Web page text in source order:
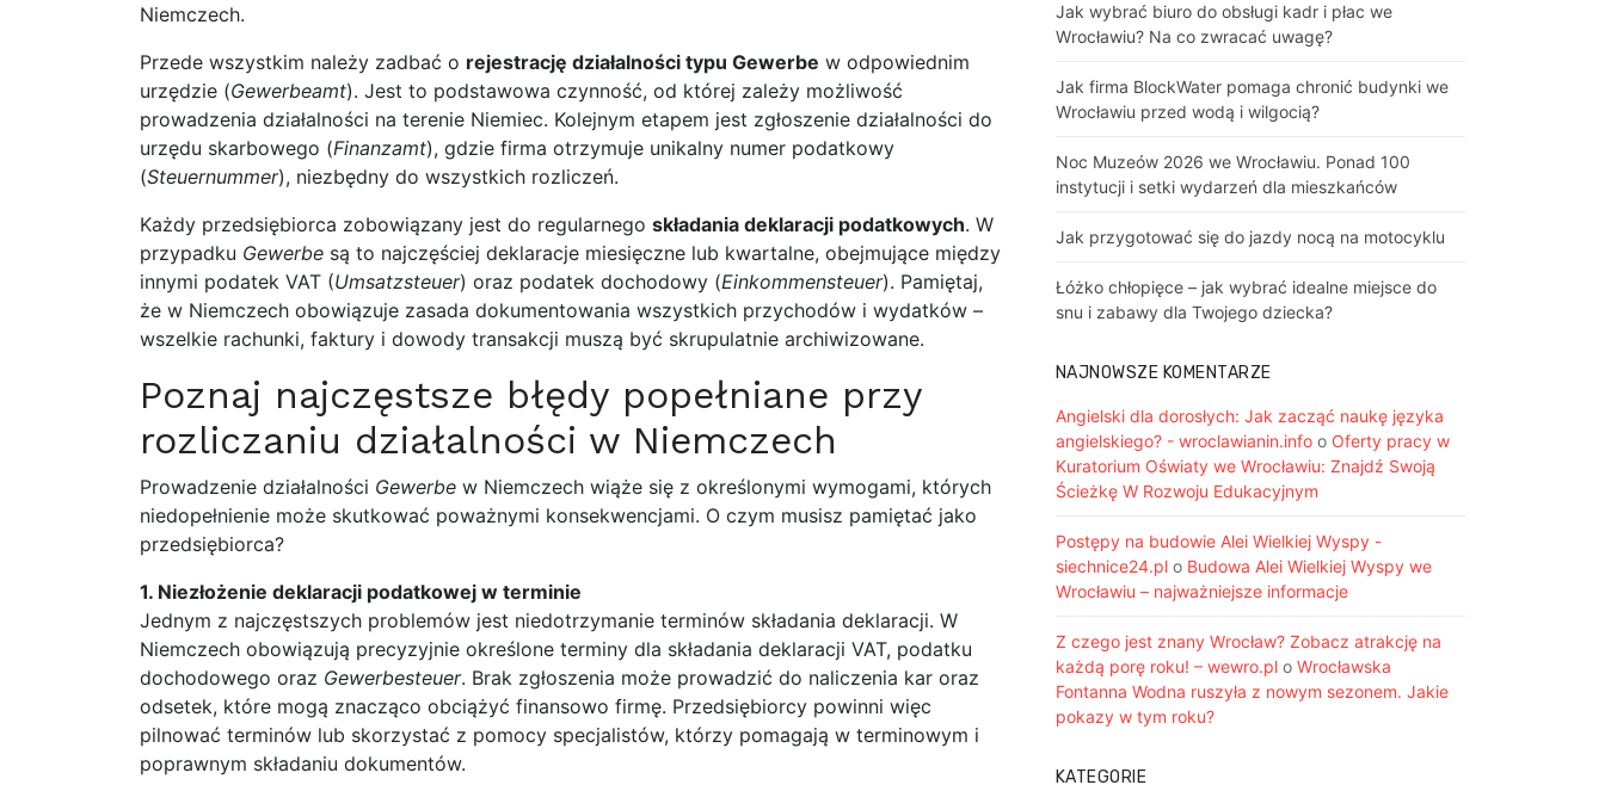
Niemczech.
Przede wszystkim należy zadbać o rejestrację działalności typu Gewerbe w odpowiednim
urzędzie (Gewerbeamt). Jest to podstawowa czynność, od której zależy możliwość
prowadzenia działalności na terenie Niemiec. Kolejnym etapem jest zgłoszenie działalności do
urzędu skarbowego (Finanzamt), gdzie firma otrzymuje unikalny numer podatkowy
(Steuernummer), niezbędny do wszystkich rozliczeń.
Każdy przedsiębiorca zobowiązany jest do regularnego składania deklaracji podatkowych. W
przypadku Gewerbe są to najczęściej deklaracje miesięczne lub kwartalne, obejmujące między
innymi podatek VAT (Umsatzsteuer) oraz podatek dochodowy (Einkommensteuer). Pamiętaj,
że w Niemczech obowiązuje zasada dokumentowania wszystkich przychodów i wydatków –
wszelkie rachunki, faktury i dowody transakcji muszą być skrupulatnie archiwizowane.
Poznaj najczęstsze błędy popełniane przy
rozliczaniu działalności w Niemczech
Prowadzenie działalności Gewerbe w Niemczech wiąże się z określonymi wymogami, których
niedopełnienie może skutkować poważnymi konsekwencjami. O czym musisz pamiętać jako
przedsiębiorca?
1. Niezłożenie deklaracji podatkowej w terminie
Jednym z najczęstszych problemów jest niedotrzymanie terminów składania deklaracji. W
Niemczech obowiązują precyzyjnie określone terminy dla składania deklaracji VAT, podatku
dochodowego oraz Gewerbesteuer. Brak zgłoszenia może prowadzić do naliczenia kar oraz
odsetek, które mogą znacząco obciążyć finansowo firmę. Przedsiębiorcy powinni więc
pilnować terminów lub skorzystać z pomocy specjalistów, którzy pomagają w terminowym i
poprawnym składaniu dokumentów.
Jak wybrać biuro do obsługi kadr i płac we
Wrocławiu? Na co zwracać uwagę?
Jak firma BlockWater pomaga chronić budynki we
Wrocławiu przed wodą i wilgocią?
Noc Muzeów 2026 we Wrocławiu. Ponad 100
instytucji i setki wydarzeń dla mieszkańców
Jak przygotować się do jazdy nocą na motocyklu
Łóżko chłopięce – jak wybrać idealne miejsce do
snu i zabawy dla Twojego dziecka?
NAJNOWSZE KOMENTARZE
Angielski dla dorosłych: Jak zacząć naukę języka
angielskiego? - wroclawianin.infoo Oferty pracy w
Kuratorium Oświaty we Wrocławiu: Znajdź Swoją
Ścieżkę W Rozwoju Edukacyjnym
Postępy na budowie Alei Wielkiej Wyspy -
siechnice24.plo Budowa Alei Wielkiej Wyspy we
Wrocławiu – najważniejsze informacje
Z czego jest znany Wrocław? Zobacz atrakcję na
każdą porę roku! – wewro.plo Wrocławska
Fontanna Wodna ruszyła z nowym sezonem. Jakie
pokazy w tym roku?
KATEGORIE